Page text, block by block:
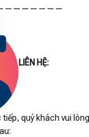
LIÊN HỆ:
quý khách vui